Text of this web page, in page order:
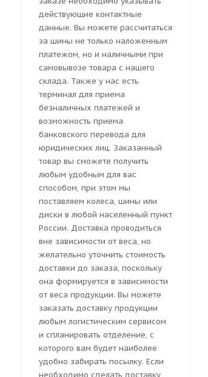
действующие контактные
данные. Вы можете рассчитаться
за шины не только наложенным
платежом, но и наличными при
самовывозе товара с нашего
склада. Также у нас есть
терминал для приема
безналичных платежей и
возможность приема
банковского перевода для
юридических лиц. Заказанный
товар вы сможете получить
любым удобным для вас
способом, при этом мы
поставляем колеса, шины или
диски в любой населенный пункт
России. Доставка проводиться
вне зависимости от веса, но
желательно уточнить стоимость
доставки до заказа, поскольку
она формируется в зависимости
от веса продукции. Вы можете
заказать доставку продукции
любым логистическим сервисом
и спланировать отделение, с
которого вам будет наиболее
удобно забирать посылку. Если